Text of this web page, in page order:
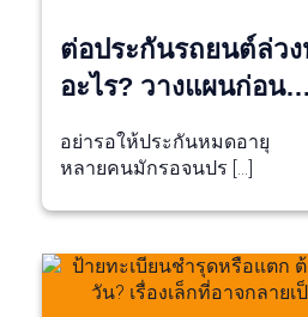
ต่อประกันรถยนต์ล่ว
อะไร? วางแผนก่อน
อย่ารอให้ประกันหมดอายุ
หลายคนมักรอจนปร […]